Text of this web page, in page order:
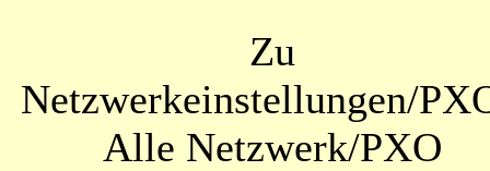
Zu
Netzwerkeinstellungen/
Alle Netzwerk/PXO